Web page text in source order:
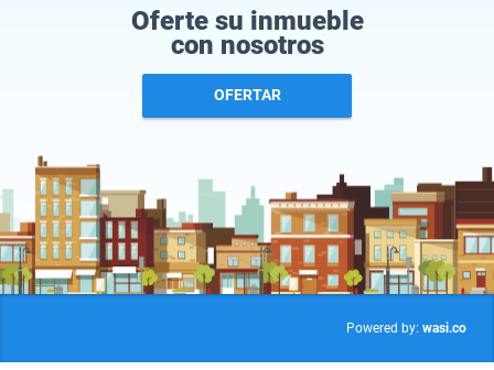
Oferte su inmueble
con nosotros
OFERTAR
Powered by: wasi.co